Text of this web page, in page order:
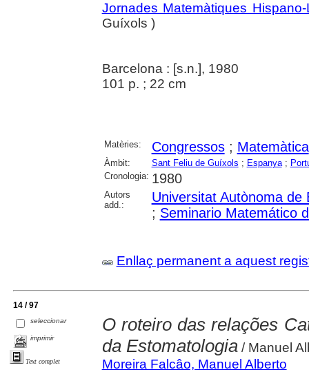
Jornades Matemàtiques
Guíxols )
Barcelona : [s.n.], 1980
101 p. ; 22 cm
Matèries: Congressos; Matemàtica
Àmbit: Sant Feliu de Guíxols ; Espanya;
Cronologia: 1980
Autors
add.:
Universitat Autònoma de
; Seminario Matemático
Enllaç permanent a aquest
14 / 97
seleccionar
imprimir
Text complet
O roteiro das relações
da Estomatologia/ Manuel
Moreira Falcâo, Manuel Alberto